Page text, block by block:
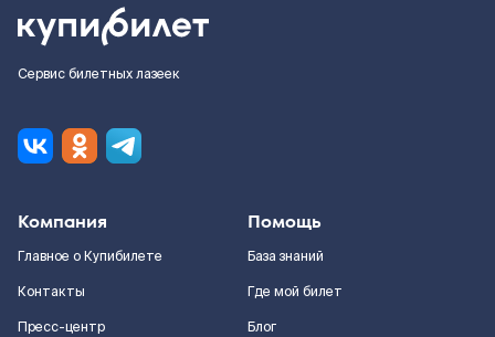
Сервис билетных лазеек
Компания
Главное о Купибилете
Контакты
Пресс-центр
Помощь
База знаний
Где мой билет
Блог